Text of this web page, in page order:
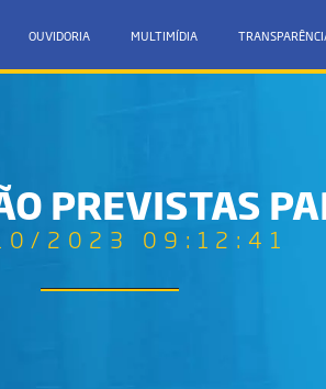
OUVIDORIA MULTIMÍDIA
PREVISTAS
2023 09:12:41